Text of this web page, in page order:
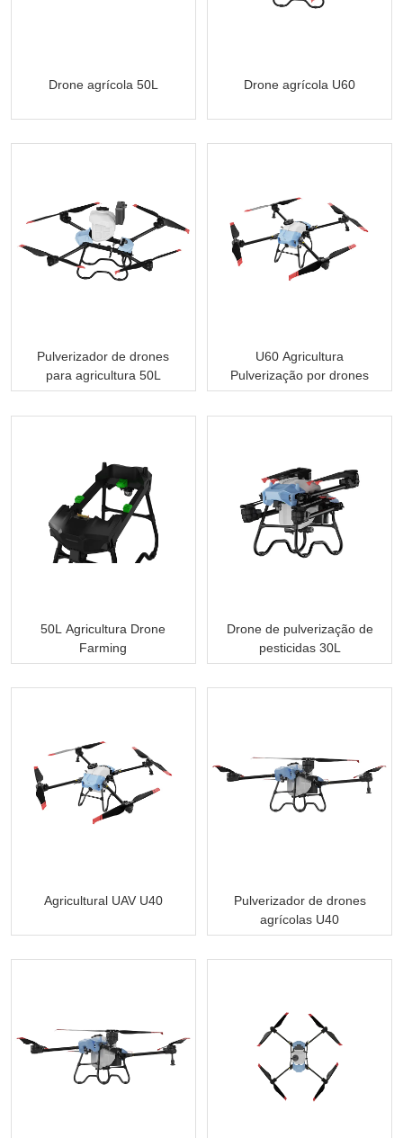
Drone agrícola 50L Drone agrícola U60
Pulverizador de drones
para agricultura 50L
U60 Agricultura
Pulverização por drones
50L Agricultura Drone
Farming
Drone de pulverização de
pesticidas 30L
Agricultural UAV U40
Pulverizador de drones
agrícolas U40